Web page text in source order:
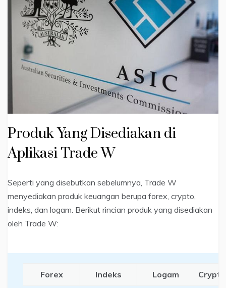
Produk Yang Disediakan di
Aplikasi Trade W
Seperti yang disebutkan sebelumnya, Trade W
menyediakan produk keuangan berupa forex, crypto,
indeks, dan logam. Berikut rincian produk yang disediakan
oleh Trade W:
Forex Indeks Logam